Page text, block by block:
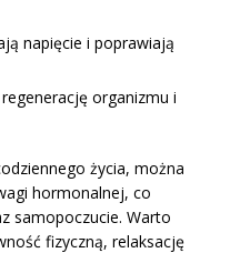
napięcie i poprawiają
organizmu i
życia, można
hormonalnej, co
samopoczucie. Warto
fizyczną, relaksację